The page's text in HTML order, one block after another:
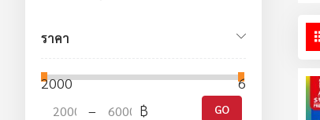
ราคา
2000
6000
–
฿ GO